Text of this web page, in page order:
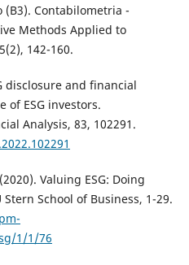
(B3). Contabilometria -
Methods Applied to
142-160.
disclosure and financial
of ESG investors.
Analysis, 83, 102291.
Valuing ESG: Doing
School of Business, 1-29.
1/1/76